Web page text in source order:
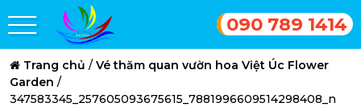
090 789 1414
Trang chủ / Vé thăm quan vườn hoa Việt Úc Flower
Garden /
347583345_257605093675615_7881996609514298408_n